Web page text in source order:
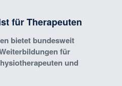
für Therapeuten
bietet bundesweit
für
und